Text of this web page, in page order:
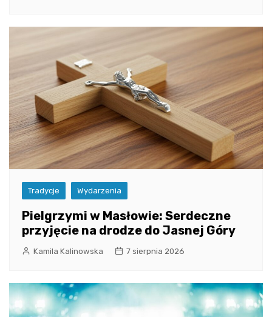
Tradycje Wydarzenia
Pielgrzymi w Masłowie: Serdeczne
przyjęcie na drodze do Jasnej Góry
Kamila Kalinowska 7 sierpnia 2026